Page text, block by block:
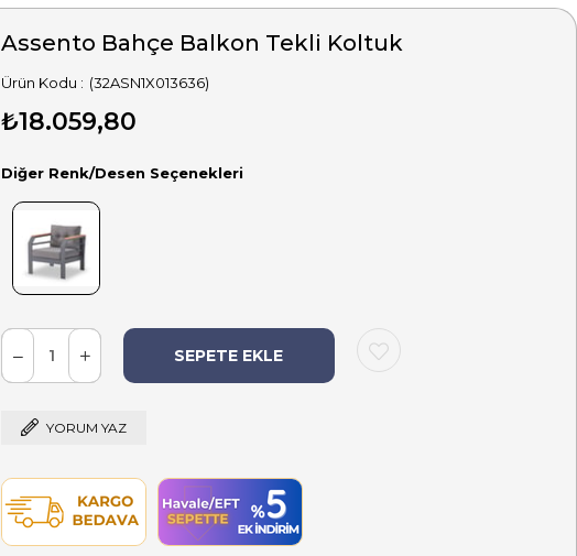
Assento Bahçe Balkon Tekli Koltuk
(32ASN1X013636)
₺18.059,80
Diğer Renk/Desen Seçenekleri
YORUM YAZ